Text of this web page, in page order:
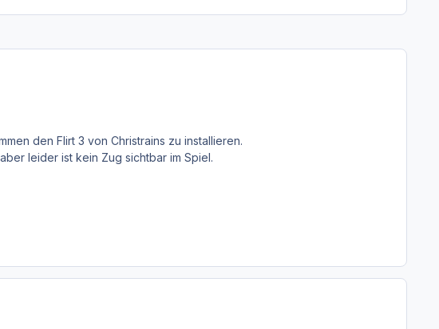
den Flirt 3 von Christrains zu installieren.
leider ist kein Zug sichtbar im Spiel.